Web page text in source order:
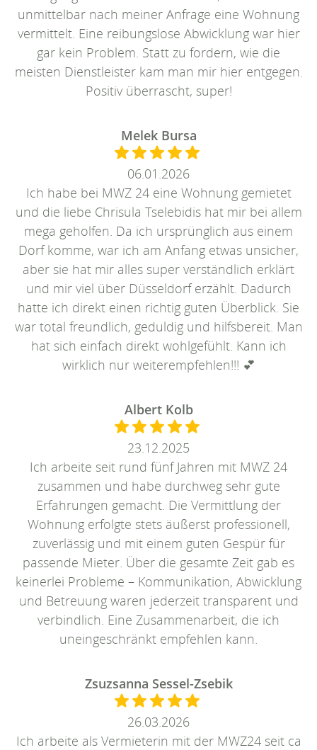
unmittelbar nach meiner Anfrage eine Wohnung
vermittelt. Eine reibungslose Abwicklung war hier
gar kein Problem. Statt zu fordern, wie die
meisten Dienstleister kam man mir hier entgegen.
Positiv überrascht, super!
Melek Bursa
06.01.2026
Ich habe bei MWZ 24 eine Wohnung gemietet
und die liebe Chrisula Tselebidis hat mir bei allem
mega geholfen. Da ich ursprünglich aus einem
Dorf komme, war ich am Anfang etwas unsicher,
aber sie hat mir alles super verständlich erklärt
und mir viel über Düsseldorf erzählt. Dadurch
hatte ich direkt einen richtig guten Überblick. Sie
war total freundlich, geduldig und hilfsbereit. Man
hat sich einfach direkt wohlgefühlt. Kann ich
wirklich nur weiterempfehlen!!! 💕
Albert Kolb
23.12.2025
Ich arbeite seit rund fünf Jahren mit MWZ 24
zusammen und habe durchweg sehr gute
Erfahrungen gemacht. Die Vermittlung der
Wohnung erfolgte stets äußerst professionell,
zuverlässig und mit einem guten Gespür für
passende Mieter. Über die gesamte Zeit gab es
keinerlei Probleme – Kommunikation, Abwicklung
und Betreuung waren jederzeit transparent und
verbindlich. Eine Zusammenarbeit, die ich
uneingeschränkt empfehlen kann.
Zsuzsanna Sessel-Zsebik
26.03.2026
Ich arbeite als Vermieterin mit der MWZ24 seit ca